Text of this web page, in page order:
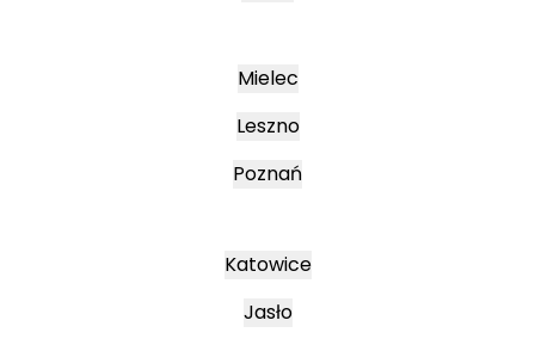
Mielec
Leszno
Poznań
Katowice
Jasło